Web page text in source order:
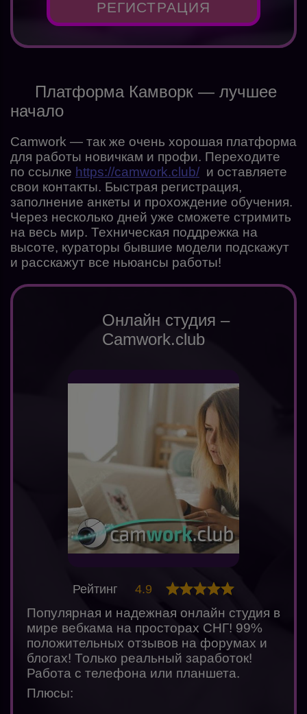
РЕГИСТРАЦИЯ
Платформа Камворк — лучшее
начало
Camwork — так же очень хорошая платформа
для работы новичкам и профи. Переходите
по ссылке https://camwork.club/ и оставляете
свои контакты. Быстрая регистрация,
заполнение анкеты и прохождение обучения.
Через несколько дней уже сможете стримить
на весь мир. Техническая поддрежка на
высоте, кураторы бывшие модели подскажут
и расскажут все ньюансы работы!
Онлайн студия –
Camwork.club
Популярная и надежная онлайн студия в
мире вебкама на просторах СНГ! 99%
положительных отзывов на форумах и
блогах! Только реальный заработок!
Работа с телефона или планшета.
Плюсы:
Рейтинг 4.9